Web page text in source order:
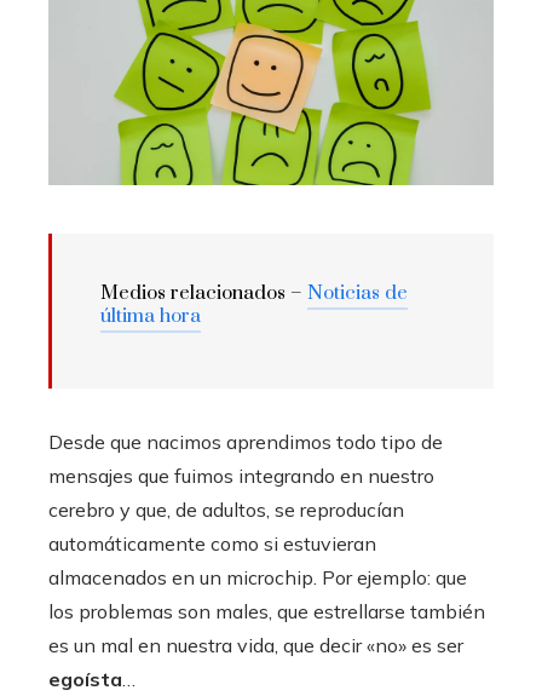
Medios relacionados – Noticias de
última hora
Desde que nacimos aprendimos todo tipo de
mensajes que fuimos integrando en nuestro
cerebro y que, de adultos, se reproducían
automáticamente como si estuvieran
almacenados en un microchip. Por ejemplo: que
los problemas son males, que estrellarse también
es un mal en nuestra vida, que decir «no» es ser
egoísta